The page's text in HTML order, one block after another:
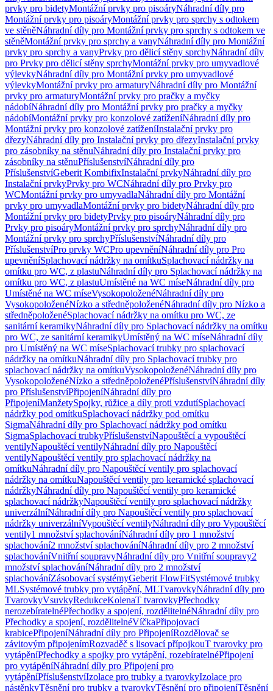
prvky pro bidetyMontážní prvky pro pisoáryNáhradní díly pro
Montážní prvky pro pisoáryMontážní prvky pro sprchy s odtokem
ve stěněNáhradní díly pro Montážní prvky pro sprchy s odtokem ve
stěněMontážní prvky pro sprchy a vanyNáhradní díly pro Montážní
prvky pro sprchy a vanyPrvky pro dělicí stěny sprchyNáhradní díly
pro Prvky pro dělicí stěny sprchyMontážní prvky pro umyvadlové
výlevkyNáhradní díly pro Montážní prvky pro umyvadlové
výlevkyMontážní prvky pro armaturyNáhradní díly pro Montážní
prvky pro armaturyMontážní prvky pro pračky a myčky
nádobíNáhradní díly pro Montážní prvky pro pračky a myčky
nádobíMontážní prvky pro konzolové zatíženíNáhradní díly pro
Montážní prvky pro konzolové zatíženíInstalační prvky pro
dřezyNáhradní díly pro Instalační prvky pro dřezyInstalační prvky
pro zásobníky na stěnuNáhradní díly pro Instalační prvky pro
zásobníky na stěnuPříslušenstvíNáhradní díly pro
PříslušenstvíGeberit KombifixInstalační prvkyNáhradní díly pro
Instalační prvkyPrvky pro WCNáhradní díly pro Prvky pro
WCMontážní prvky pro umyvadlaNáhradní díly pro Montážní
prvky pro umyvadlaMontážní prvky pro bidetyNáhradní díly pro
Montážní prvky pro bidetyPrvky pro pisoáryNáhradní díly pro
Prvky pro pisoáryMontážní prvky pro sprchyNáhradní díly pro
Montážní prvky pro sprchyPříslušenstvíNáhradní díly pro
PříslušenstvíPro prvky WCPro upevněníNáhradní díly pro Pro
upevněníSplachovací nádržky na omítkuSplachovací nádržky na
omítku pro WC, z plastuNáhradní díly pro Splachovací nádržky na
omítku pro WC, z plastuUmístěné na WC míseNáhradní díly pro
Umístěné na WC míseVysokopoloženéNáhradní díly pro
VysokopoloženéNízko a středněpoloženéNáhradní díly pro Nízko a
středněpoloženéSplachovací nádržky na omítku pro WC, ze
sanitární keramikyNáhradní díly pro Splachovací nádržky na omítku
pro WC, ze sanitární keramikyUmístěný na WC míseNáhradní díly
pro Umístěný na WC míseSplachovací trubky pro splachovací
nádržky na omítkuNáhradní díly pro Splachovací trubky pro
splachovací nádržky na omítkuVysokopoloženéNáhradní díly pro
VysokopoloženéNízko a středněpoloženéPříslušenstvíNáhradní díly
pro PříslušenstvíPřipojeníNáhradní díly pro
PřipojeníManžetySpojky, růžice a díly proti vzdutíSplachovací
nádržky pod omítkuSplachovací nádržky pod omítku
SigmaNáhradní díly pro Splachovací nádržky pod omítku
SigmaSplachovací trubkyPříslušenstvíNapouštěcí a vypouštěcí
ventilyNapouštěcí ventilyNáhradní díly pro Napouštěcí
ventilyNapouštěcí ventily pro splachovací nádržky na
omítkuNáhradní díly pro Napouštěcí ventily pro splachovací
nádržky na omítkuNapouštěcí ventily pro keramické splachovací
nádržkyNáhradní díly pro Napouštěcí ventily pro keramické
splachovací nádržkyNapouštěcí ventily pro splachovací nádržky
univerzálníNáhradní díly pro Napouštěcí ventily pro splachovací
nádržky univerzálníVypouštěcí ventilyNáhradní díly pro Vypouštěcí
ventily1 množství splachováníNáhradní díly pro 1 množství
splachování2 množství splachováníNáhradní díly pro 2 množství
splachováníVnitřní soupravyNáhradní díly pro Vnitřní soupravy2
množství splachováníNáhradní díly pro 2 množství
splachováníZásobovací systémyGeberit FlowFitSystémové trubky
MLSystémové trubky pro vytápění, MLTvarovkyNáhradní díly pro
TvarovkyVsuvkyRedukceKolenaT tvarovkyPřechodky
nerozebíratelnéPřechodky a spojení, rozdělitelnéNáhradní díly pro
Přechodky a spojení, rozdělitelnéVíčkaPřipojovací
krabicePřipojeníNáhradní díly pro PřipojeníRozdělovač se
závitovým připojenímRozvaděč s lisovací přípojkouT tvarovky pro
vytápěníPřechodky a spojky pro vytápění, rozebíratelnéPřipojení
pro vytápěníNáhradní díly pro Připojení pro
vytápěníPříslušenstvíIzolace pro trubky a tvarovkyIzolace pro
nástěnkyTěsnění pro trubky a tvarovkyTěsnění pro připojeníTěsnění